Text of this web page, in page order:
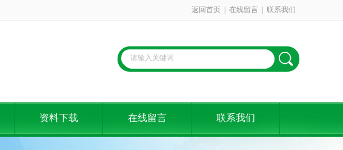
返回首页 在线留言 联系我们
资料下载 在线留言 联系我们